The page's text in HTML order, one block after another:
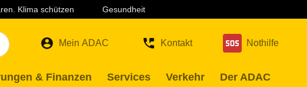
Klima schützen Gesundheit
Mein ADAC Kontakt Nothilfe
& Finanzen Services Verkehr Der ADAC